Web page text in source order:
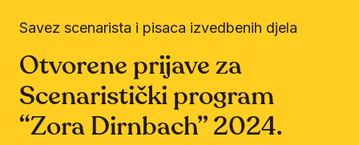
Savez scenarista i pisaca izvedbenih djela
Otvorene prijave za
Scenaristički program
“Zora Dirnbach” 2024.